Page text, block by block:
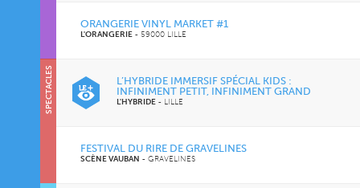
ORANGERIE VINYL MARKET #1
L'ORANGERIE - 59000 LILLE
L’HYBRIDE IMMERSIF SPÉCIAL KIDS :
INFINIMENT PETIT, INFINIMENT GRAND
L'HYBRIDE - LILLE
FESTIVAL DU RIRE DE GRAVELINES
SCÈNE VAUBAN - GRAVELINES
SPECTACLES